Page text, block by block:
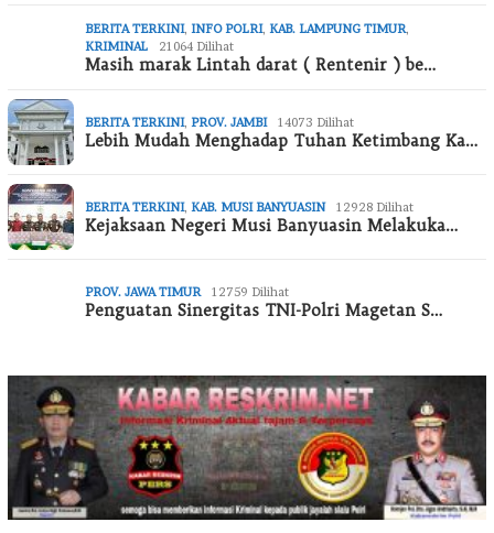
BERITA TERKINI, INFO POLRI, KAB. LAMPUNG TIMUR
KRIMINAL
21064 Dilihat
Masih marak Lintah darat ( Rentenir ) be…
BERITA TERKINI, PROV. JAMBI 14073 Dilihat
Lebih Mudah Menghadap Tuhan Ketimbang Ka…
BERITA TERKINI, KAB. MUSI BANYUASIN 12928 Dilihat
Kejaksaan Negeri Musi Banyuasin Melakuka…
PROV. JAWA TIMUR 12759 Dilihat
Penguatan Sinergitas TNI-Polri Magetan S…